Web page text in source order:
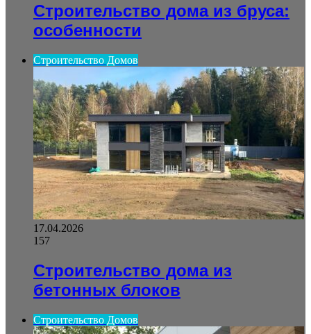
Строительство дома из бруса:
особенности
Строительство Домов
17.04.2026
157
Строительство дома из
бетонных блоков
Строительство Домов